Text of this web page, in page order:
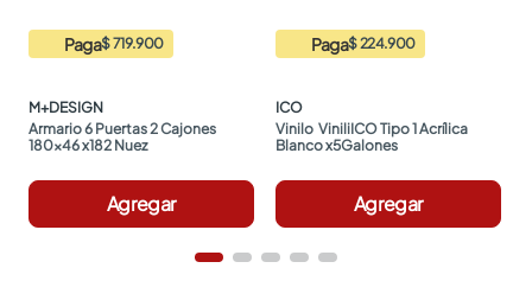
Paga$ 719.900
M+DESIGN
Armario 6 Puertas 2 Cajones
180x46 x182 Nuez
Agregar
Paga$ 224.900
ICO
Vinilo  ViniliICO Tipo 1 Acrílica
Blanco x5Galones
Agregar